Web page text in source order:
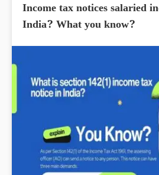
Income tax notices salaried
India? What you know?